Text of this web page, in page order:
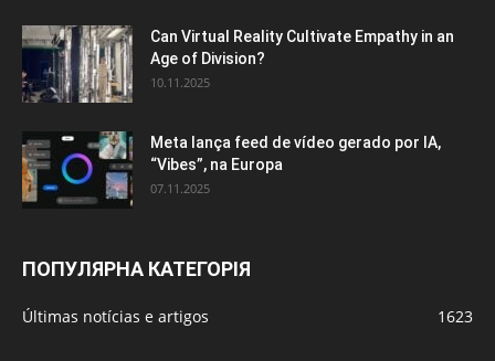
Can Virtual Reality Cultivate Empathy in an
Age of Division?
10.11.2025
Meta lança feed de vídeo gerado por IA,
“Vibes”, na Europa
07.11.2025
ПОПУЛЯРНА КАТЕГОРІЯ
Últimas notícias e artigos 1623